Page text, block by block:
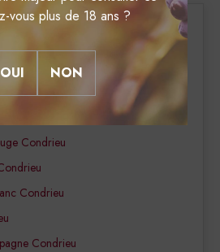
vous plus de 18 ans ?
OUI NON
Condrieu
Condrieu
Condrieu